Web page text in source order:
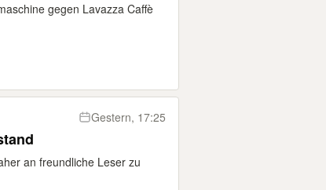
gegen Lavazza Caffè
Gestern, 17:25
an freundliche Leser zu